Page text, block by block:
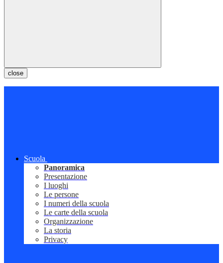
close
Scuola
Panoramica
Presentazione
I luoghi
Le persone
I numeri della scuola
Le carte della scuola
Organizzazione
La storia
Privacy